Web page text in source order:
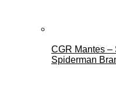
CGR Mantes –
Spiderman